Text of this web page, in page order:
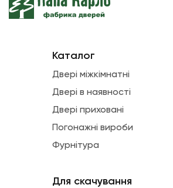
Каталог
Двері міжкімнатні
Двері в наявності
Двері приховані
Погонажні вироби
Фурнітура
Для скачування